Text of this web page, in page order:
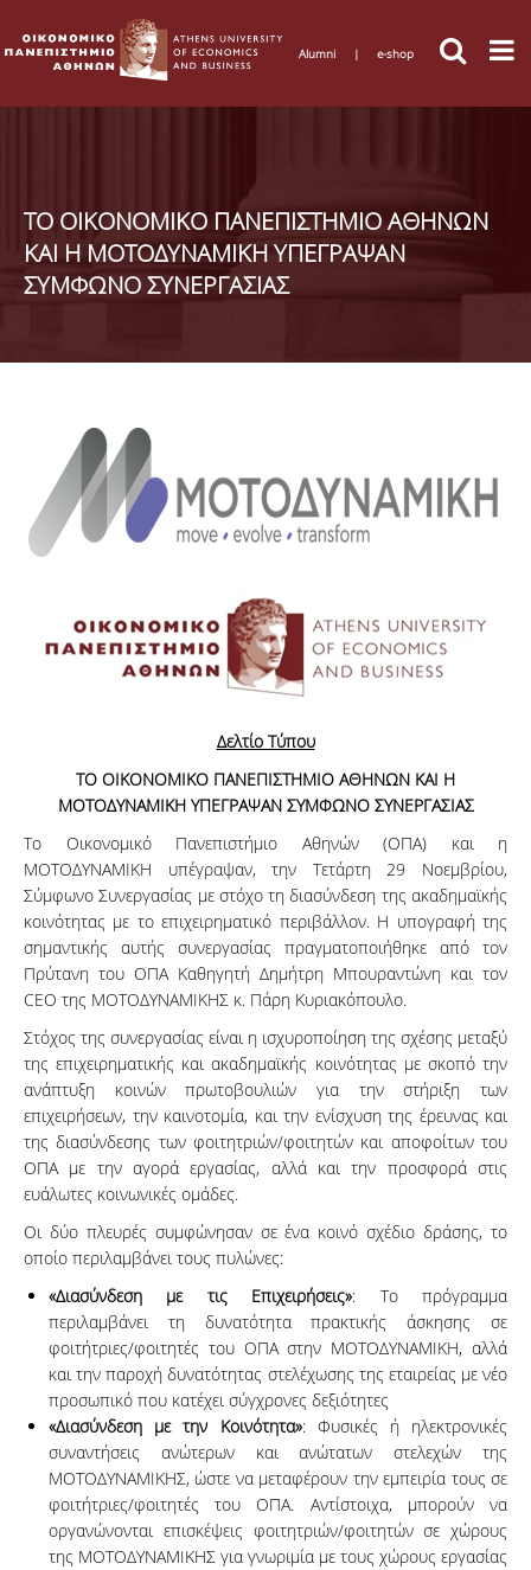
Alumni | e-shop
ΤΟ ΟΙΚΟΝΟΜΙΚΟ ΠΑΝΕΠΙΣΤΗΜΙΟ ΑΘΗΝΩΝ
ΚΑΙ Η ΜΟΤΟΔΥΝΑΜΙΚΗ ΥΠΕΓΡΑΨΑΝ
ΣΥΜΦΩΝΟ ΣΥΝΕΡΓΑΣΙΑΣ
Δελτίο Τύπου
ΤΟ ΟΙΚΟΝΟΜΙΚΟ ΠΑΝΕΠΙΣΤΗΜΙΟ ΑΘΗΝΩΝ ΚΑΙ Η
ΜΟΤΟΔΥΝΑΜΙΚΗ ΥΠΕΓΡΑΨΑΝ ΣΥΜΦΩΝΟ ΣΥΝΕΡΓΑΣΙΑΣ
Το Οικονομικό Πανεπιστήμιο Αθηνών (ΟΠΑ) και η
ΜΟΤΟΔΥΝΑΜΙΚΗ υπέγραψαν, την Τετάρτη 29 Νοεμβρίου,
Σύμφωνο Συνεργασίας με στόχο τη διασύνδεση της ακαδημαϊκής
κοινότητας με το επιχειρηματικό περιβάλλον. Η υπογραφή της
σημαντικής αυτής συνεργασίας πραγματοποιήθηκε από τον
Πρύτανη του ΟΠΑ Καθηγητή Δημήτρη Μπουραντώνη και τον
CEO της ΜΟΤΟΔΥΝΑΜΙΚΗΣ κ. Πάρη Κυριακόπουλο.
Στόχος της συνεργασίας είναι η ισχυροποίηση της σχέσης μεταξύ
της επιχειρηματικής και ακαδημαϊκής κοινότητας με σκοπό την
ανάπτυξη κοινών πρωτοβουλιών για την στήριξη των
επιχειρήσεων, την καινοτομία, και την ενίσχυση της έρευνας και
της διασύνδεσης των φοιτητριών/φοιτητών και αποφοίτων του
ΟΠΑ με την αγορά εργασίας, αλλά και την προσφορά στις
ευάλωτες κοινωνικές ομάδες.
Οι δύο πλευρές συμφώνησαν σε ένα κοινό σχέδιο δράσης, το
οποίο περιλαμβάνει τους πυλώνες:
«Διασύνδεση με τις Επιχειρήσεις»: Το πρόγραμμα
περιλαμβάνει τη δυνατότητα πρακτικής άσκησης σε
φοιτήτριες/φοιτητές του ΟΠΑ στην ΜΟΤΟΔΥΝΑΜΙΚΗ, αλλά
και την παροχή δυνατότητας στελέχωσης της εταιρείας με νέο
προσωπικό που κατέχει σύγχρονες δεξιότητες
«Διασύνδεση με την Κοινότητα»: Φυσικές ή ηλεκτρονικές
συναντήσεις ανώτερων και ανώτατων στελεχών της
ΜΟΤΟΔΥΝΑΜΙΚΗΣ, ώστε να μεταφέρουν την εμπειρία τους σε
φοιτήτριες/φοιτητές του ΟΠΑ. Αντίστοιχα, μπορούν να
οργανώνονται επισκέψεις φοιτητριών/φοιτητών σε χώρους
της ΜΟΤΟΔΥΝΑΜΙΚΗΣ για γνωριμία με τους χώρους εργασίας